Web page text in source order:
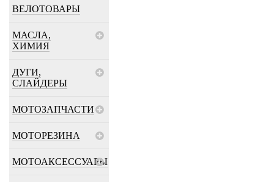
ВЕЛОТОВАРЫ
МАСЛА,
ХИМИЯ
ДУГИ,
СЛАЙДЕРЫ
МОТОЗАПЧАСТИ
МОТОРЕЗИНА
МОТОАКСЕССУАРЫ